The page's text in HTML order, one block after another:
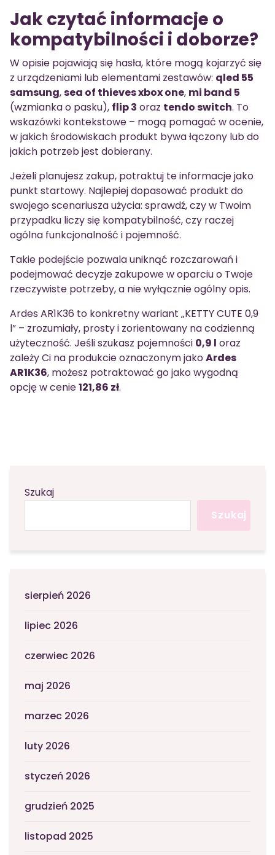
Jak czytać informacje o
kompatybilności i doborze?
W opisie pojawiają się hasła, które mogą kojarzyć się
z urządzeniami lub elementami zestawów: qled 55
samsung,sea of thieves xbox one, mi band 5
(wzmianka o pasku), flip 3 oraz tendo switch. To
wskazówki kontekstowe – mogą pomagać w ocenie,
w jakich środowiskach produkt bywa łączony lub do
jakich potrzeb jest dobierany.
Jeżeli planujesz zakup, potraktuj te informacje jako
punkt startowy. Najlepiej dopasować produkt do
swojego scenariusza użycia: sprawdź, czy w Twoim
przypadku liczy się kompatybilność, czy raczej
ogólna funkcjonalność i pojemność.
Takie podejście pozwala uniknąć rozczarowań i
podejmować decyzje zakupowe w oparciu o Twoje
rzeczywiste potrzeby, a nie wyłącznie ogólny opis.
Ardes AR1K36 to konkretny wariant „KETTY CUTE 0,9
l” – zrozumiały, prosty i zorientowany na codzienną
użyteczność. Jeśli szukasz pojemności 0,9 l oraz
zależy Ci na produkcie oznaczonym jakoArdes
AR1K36, możesz potraktować go jako wygodną
opcję w cenie121,86 zł.
Szukaj
Szukaj
sierpień 2026
lipiec 2026
czerwiec 2026
maj 2026
marzec 2026
luty 2026
styczeń 2026
grudzień 2025
listopad 2025